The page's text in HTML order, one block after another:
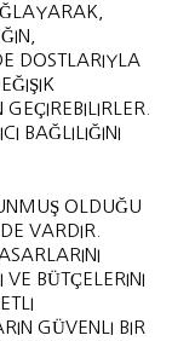
DOSTLARIYLA
BAĞLILIĞINI
OLDUĞU
VARDIR.
BÜTÇELERINI
GÜVENLI BIR